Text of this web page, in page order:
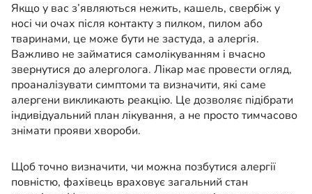
Якщо у вас з’являються нежить, кашель, свербіж у
носі чи очах після контакту з пилком, пилом або
тваринами, це може бути не застуда, а алергія.
Важливо не займатися самолікуванням і вчасно
звернутися до алерголога. Лікар має провести огляд,
проаналізувати симптоми та визначити, які саме
алергени викликають реакцію. Це дозволяє підібрати
індивідуальний план лікування, а не просто тимчасово
знімати прояви хвороби.
Щоб точно визначити, чи можна позбутися алергії
повністю, фахівець враховує загальний стан